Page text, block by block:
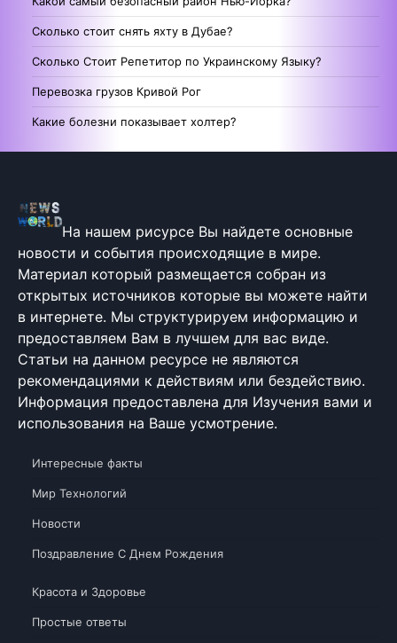
Сколько стоит снять яхту в Дубае?
Сколько Стоит Репетитор по Украинскому Языку?
Перевозка грузов Кривой Рог
Какие болезни показывает холтер?
На нашем рисурсе Вы найдете основные
новости и события происходящие в мире.
Материал который размещается собран из
открытых источников которые вы можете найти
в интернете. Мы структурируем информацию и
предоставляем Вам в лучшем для вас виде.
Статьи на данном ресурсе не являются
рекомендациями к действиям или бездействию.
Информация предоставлена для Изучения вами и
использования на Ваше усмотрение.
Интересные факты
Мир Технологий
Новости
Поздравление С Днем Рождения
Красота и Здоровье
Простые ответы